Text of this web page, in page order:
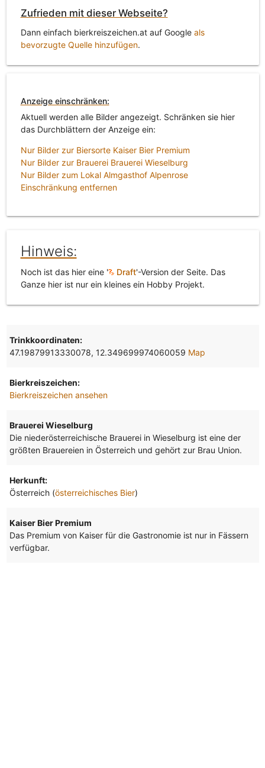
Zufrieden mit dieser Webseite?
Dann einfach bierkreiszeichen.at auf Google als
bevorzugte Quelle hinzufügen.
Anzeige einschränken:
Aktuell werden alle Bilder angezeigt. Schränken sie hier
das Durchblättern der Anzeige ein:
Nur Bilder zur Biersorte Kaiser Bier Premium
Nur Bilder zur Brauerei Brauerei Wieselburg
Nur Bilder zum Lokal Almgasthof Alpenrose
Einschränkung entfernen
Hinweis:
Noch ist das hier eine ' Draft'-Version der Seite. Das
Ganze hier ist nur ein kleines ein Hobby Projekt.
Trinkkoordinaten:
47.19879913330078, 12.349699974060059 Map
Bierkreiszeichen:
Bierkreiszeichen ansehen
Brauerei Wieselburg
Die niederösterreichische Brauerei in Wieselburg ist eine der
größten Brauereien in Österreich und gehört zur Brau Union.
Herkunft:
Österreich (österreichisches Bier)
Kaiser Bier Premium
Das Premium von Kaiser für die Gastronomie ist nur in Fässern
verfügbar.